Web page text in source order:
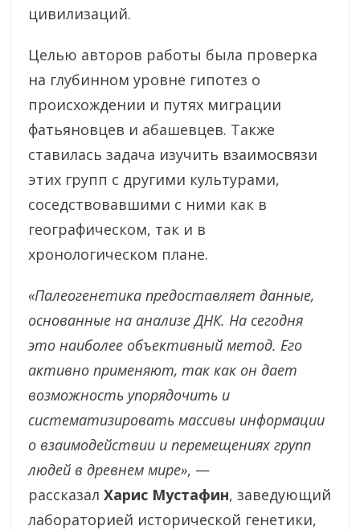
цивилизаций.
Целью авторов работы была проверка
на глубинном уровне гипотез о
происхождении и путях миграции
фатьяновцев и абашевцев. Также
ставилась задача изучить взаимосвязи
этих групп с другими культурами,
соседствовавшими с ними как в
географическом, так и в
хронологическом плане.
«Палеогенетика предоставляет данные,
основанные на анализе ДНК. На сегодня
это наиболее объективный метод. Его
активно применяют, так как он дает
возможность упорядочить и
систематизировать массивы информации
о взаимодействии и перемещениях групп
людей в древнем мире», —
рассказал Харис Мустафин, заведующий
лабораторией исторической генетики,